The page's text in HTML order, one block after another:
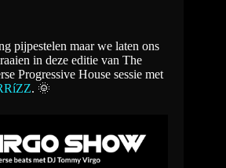
pijpestelen maar we laten ons
in deze editie van The
Progressive House sessie met
. 🌞